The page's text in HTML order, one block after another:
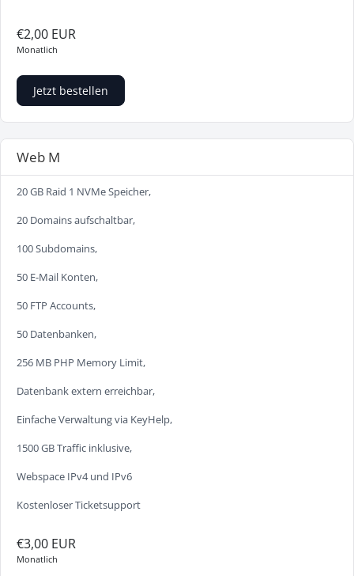
€2,00 EUR
Monatlich
Jetzt bestellen
Web M
20 GB Raid 1 NVMe Speicher,
20 Domains aufschaltbar,
100 Subdomains,
50 E-Mail Konten,
50 FTP Accounts,
50 Datenbanken,
256 MB PHP Memory Limit,
Datenbank extern erreichbar,
Einfache Verwaltung via KeyHelp,
1500 GB Traffic inklusive,
Webspace IPv4 und IPv6
Kostenloser Ticketsupport
€3,00 EUR
Monatlich